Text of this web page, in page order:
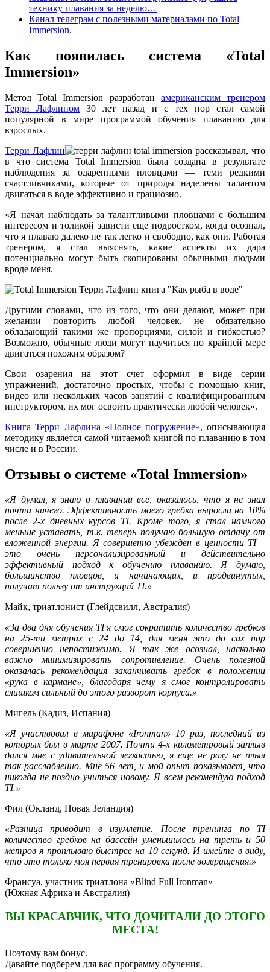
технику плавания за неделю…
Канал телеграм с полезными материалами по Total
Immersion.
Как появилась система «Total
Immersion»
Метод Total Immersion разработан американским тренером
Терри Лафлином 30 лет назад и с тех пор стал самой
популярной в мире программой обучения плаванию для
взрослых.
Терри Лафлин
рассказывал, что
в что система Total Immersion была создана в результате
наблюдения за одаренными пловцами — теми редкими
счастливчиками, которые от природы наделены талантом
двигаться в воде эффективно и грациозно.
«Я начал наблюдать за талантливыми пловцами с большим
интересом и толикой зависти еще подростком, когда осознал,
что я плаваю далеко не так легко и свободно, как они. Работая
тренером, я стал выяснять, какие аспекты их дара
потенциально могут быть скопированы обычными людьми
вроде меня.
Другими словами, что из того, что они делают, может при
желании повторить любой человек, не обязательно
обладающий такими же пропорциями, силой и гибкостью?
Возможно, обычные люди могут научиться по крайней мере
двигаться похожим образом?
Cвои озарения на этот счет оформил в виде серии
упражнений, достаточно простых, чтобы с помощью книг,
видео или нескольких часов занятий с квалифицированным
инструктором, их мог освоить практически любой человек».
Книга Терри Лафлина «Полное погружение», описывающая
методику является самой читаемой книгой по плаванию в том
числе и в России.
Отзывы о системе «Total Immersion»
«Я думал, я знаю о плавании все, оказалось, что я не знал
почти ничего. Эффективность моего гребка выросла на 10%
после 2-х дневных курсов TI. Кроме того, я стал намного
меньше уставать, т.к. теперь получаю большую отдачу от
вложенной энергии. Я совершенно убежден в ценности TI –
это очень персонализированный и действительно
эффективный подход к обучению плаванию. Я думаю,
большинство пловцов, и начинающих, и продвинутых,
получат пользу от инструкций TI.»
Майк, триатлонист (Глейдсвилл, Австралия)
«За два дня обучения TI я смог сократить количество гребков
на 25-ти метрах с 24 до 14, для меня это до сих пор
совершенно непостижимо. Я так же осознал, насколько
важно минимизировать сопротивление. Очень полезной
оказалась рекомендация заканчивать гребок в положении
«рука в кармане», благодаря чему я смог контролировать
слишком сильный до этого разворот корпуса.»
Мигель (Кадиз, Испания)
«Я участвовал в марафоне «Ironman» 10 раз, последний из
которых был в марте 2007. Почти 4-х километровый заплыв
дался мне с удивительной легкостью, я еще не разу не плыл
так расслабленно. Мне 56 лет, и мой опыт показывает, что
никогда не поздно учиться новому. Я всем рекомендую подход
TI.»
Фил (Окланд, Новая Зеландия)
«Разница приводит в изумление. После тренинга по TI
количество гребков на бассейн уменьшилось на треть и 50
метров я проплываю быстрее на 10 секунд. И имейте в виду,
что это только моя первая тренировка после возвращения.»
Франсуа, участник триатлона «Blind Full Ironman»
(Южная Африка и Австралия)
ВЫ КРАСАВЧИК, ЧТО ДОЧИТАЛИ ДО ЭТОГО
МЕСТА!
Поэтому вам бонус.
Давайте подберем для вас программу обучения.